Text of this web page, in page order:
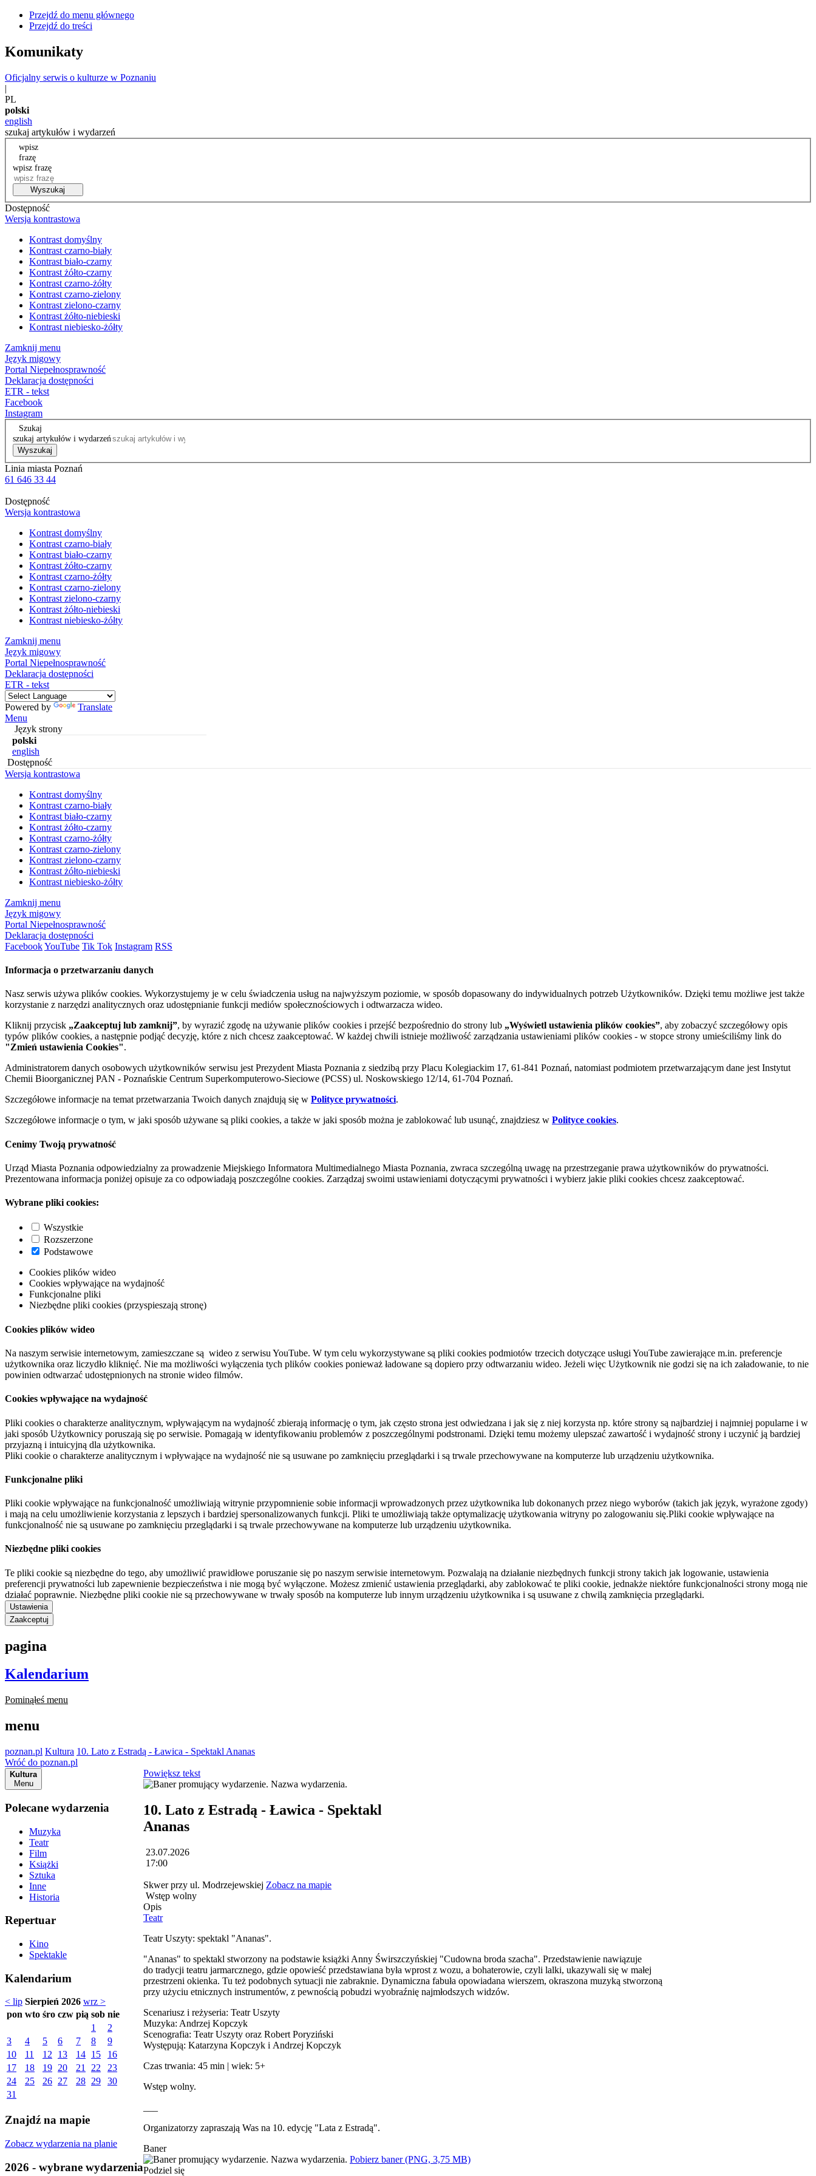
Przejdź do menu głównego
Przejdź do treści
Komunikaty
Oficjalny serwis o kulturze w Poznaniu
|
PL
polski
english
szukaj artykułów i wydarzeń
wpisz
frazę
wpisz frazę
Wyszukaj
Dostępność
Wersja kontrastowa
Kontrast domyślny
Kontrast czarno-biały
Kontrast biało-czarny
Kontrast żółto-czarny
Kontrast czarno-żółty
Kontrast czarno-zielony
Kontrast zielono-czarny
Kontrast żółto-niebieski
Kontrast niebiesko-żółty
Zamknij menu
Język migowy
Portal Niepełnosprawność
Deklaracja dostępności
ETR - tekst
Facebook
Instagram
Szukaj
szukaj artykułów i wydarzeń
Wyszukaj
Linia miasta Poznań
61 646 33 44
Dostępność
Wersja kontrastowa
Kontrast domyślny
Kontrast czarno-biały
Kontrast biało-czarny
Kontrast żółto-czarny
Kontrast czarno-żółty
Kontrast czarno-zielony
Kontrast zielono-czarny
Kontrast żółto-niebieski
Kontrast niebiesko-żółty
Zamknij menu
Język migowy
Portal Niepełnosprawność
Deklaracja dostępności
ETR - tekst
Powered by
Translate
Menu
Język strony
polski
english
Dostępność
Wersja kontrastowa
Kontrast domyślny
Kontrast czarno-biały
Kontrast biało-czarny
Kontrast żółto-czarny
Kontrast czarno-żółty
Kontrast czarno-zielony
Kontrast zielono-czarny
Kontrast żółto-niebieski
Kontrast niebiesko-żółty
Zamknij menu
Język migowy
Portal Niepełnosprawność
Deklaracja dostępności
FacebookYouTube Tik Tok Instagram RSS
Informacja o przetwarzaniu danych
Nasz serwis używa plików cookies. Wykorzystujemy je w celu świadczenia usług na najwyższym poziomie, w sposób dopasowany do indywidualnych potrzeb Użytkowników. Dzięki temu możliwe jest także
korzystanie z narzędzi analitycznych oraz udostępnianie funkcji mediów społecznościowych i odtwarzacza wideo.
Kliknij przycisk „Zaakceptuj lub zamknij”, by wyrazić zgodę na używanie plików cookies i przejść bezpośrednio do strony lub „Wyświetl ustawienia plików cookies”, aby zobaczyć szczegółowy opis
typów plików cookies, a następnie podjąć decyzję, które z nich chcesz zaakceptować. W każdej chwili istnieje możliwość zarządzania ustawieniami plików cookies - w stopce strony umieściliśmy link do
"Zmień ustawienia Cookies".
Administratorem danych osobowych użytkowników serwisu jest Prezydent Miasta Poznania z siedzibą przy Placu Kolegiackim 17, 61-841 Poznań, natomiast podmiotem przetwarzającym dane jest Instytut
Chemii Bioorganicznej PAN - Poznańskie Centrum Superkomputerowo-Sieciowe (PCSS) ul. Noskowskiego 12/14, 61-704 Poznań.
Szczegółowe informacje na temat przetwarzania Twoich danych znajdują się w Polityce prywatności.
Szczegółowe informacje o tym, w jaki sposób używane są pliki cookies, a także w jaki sposób można je zablokować lub usunąć, znajdziesz w Polityce cookies.
Cenimy Twoją prywatność
Urząd Miasta Poznania odpowiedzialny za prowadzenie Miejskiego Informatora Multimedialnego Miasta Poznania, zwraca szczególną uwagę na przestrzeganie prawa użytkowników do prywatności.
Prezentowana informacja poniżej opisuje za co odpowiadają poszczególne cookies. Zarządzaj swoimi ustawieniami dotyczącymi prywatności i wybierz jakie pliki cookies chcesz zaakceptować.
Wybrane pliki cookies:
Wszystkie
Rozszerzone
Podstawowe
Cookies plików wideo
Cookies wpływające na wydajność
Funkcjonalne pliki
Niezbędne pliki cookies (przyspieszają stronę)
Cookies plików wideo
Na naszym serwisie internetowym, zamieszczane są wideo z serwisu YouTube. W tym celu wykorzystywane są pliki cookies podmiotów trzecich dotyczące usługi YouTube zawierające m.in. preferencje
użytkownika oraz liczydło kliknięć. Nie ma możliwości wyłączenia tych plików cookies ponieważ ładowane są dopiero przy odtwarzaniu wideo. Jeżeli więc Użytkownik nie godzi się na ich załadowanie, to nie
powinien odtwarzać udostępnionych na stronie wideo filmów.
Cookies wpływające na wydajność
Pliki cookies o charakterze analitycznym, wpływającym na wydajność zbierają informację o tym, jak często strona jest odwiedzana i jak się z niej korzysta np. które strony są najbardziej i najmniej popularne i w
jaki sposób Użytkownicy poruszają się po serwisie. Pomagają w identyfikowaniu problemów z poszczególnymi podstronami. Dzięki temu możemy ulepszać zawartość i wydajność strony i uczynić ją bardziej
przyjazną i intuicyjną dla użytkownika.
Pliki cookie o charakterze analitycznym i wpływające na wydajność nie są usuwane po zamknięciu przeglądarki i są trwale przechowywane na komputerze lub urządzeniu użytkownika.
Funkcjonalne pliki
Pliki cookie wpływające na funkcjonalność umożliwiają witrynie przypomnienie sobie informacji wprowadzonych przez użytkownika lub dokonanych przez niego wyborów (takich jak język, wyrażone zgody)
i mają na celu umożliwienie korzystania z lepszych i bardziej spersonalizowanych funkcji. Pliki te umożliwiają także optymalizację użytkowania witryny po zalogowaniu się.Pliki cookie wpływające na
funkcjonalność nie są usuwane po zamknięciu przeglądarki i są trwale przechowywane na komputerze lub urządzeniu użytkownika.
Niezbędne pliki cookies
Te pliki cookie są niezbędne do tego, aby umożliwić prawidłowe poruszanie się po naszym serwisie internetowym. Pozwalają na działanie niezbędnych funkcji strony takich jak logowanie, ustawienia
preferencji prywatności lub zapewnienie bezpieczeństwa i nie mogą być wyłączone. Możesz zmienić ustawienia przeglądarki, aby zablokować te pliki cookie, jednakże niektóre funkcjonalności strony mogą nie
działać poprawnie. Niezbędne pliki cookie nie są przechowywane w trwały sposób na komputerze lub innym urządzeniu użytkownika i są usuwane z chwilą zamknięcia przeglądarki.
Ustawienia
Zaakceptuj
pagina
Kalendarium
Pominąłeś menu
menu
poznan.pl Kultura 10. Lato z Estradą - Ławica - Spektakl Ananas
Wróć do poznan.pl
Kultura
Menu
Polecane wydarzenia
Muzyka
Teatr
Film
Książki
Sztuka
Inne
Historia
Repertuar
Kino
Spektakle
Kalendarium
< lip Sierpień 2026 wrz >
pon wto śro czw pią sob nie
1
2
3
4 5 6 7 8
9
10
11 12 13 14 15
16
17
18 19 20 21 22
23
24
25 26 27 28 29
30
31
Znajdź na mapie
Zobacz wydarzenia na planie
2026 - wybrane wydarzenia
Powiększ tekst
10. Lato z Estradą - Ławica - Spektakl
Ananas
23.07.2026
17:00
Skwer przy ul. Modrzejewskiej Zobacz na mapie
Wstęp wolny
Opis
Teatr
Teatr Uszyty: spektakl "Ananas".
"Ananas" to spektakl stworzony na podstawie książki Anny Świrszczyńskiej "Cudowna broda szacha". Przedstawienie nawiązuje
do tradycji teatru jarmarcznego, gdzie opowieść przedstawiana była wprost z wozu, a bohaterowie, czyli lalki, ukazywali się w małej
przestrzeni okienka. Tu też podobnych sytuacji nie zabraknie. Dynamiczna fabuła opowiadana wierszem, okraszona muzyką stworzoną
przy użyciu etnicznych instrumentów, z pewnością pobudzi wyobraźnię najmłodszych widzów.
Scenariusz i reżyseria: Teatr Uszyty
Muzyka: Andrzej Kopczyk
Scenografia: Teatr Uszyty oraz Robert Poryziński
Występują: Katarzyna Kopczyk i Andrzej Kopczyk
Czas trwania: 45 min | wiek: 5+
Wstęp wolny.
Organizatorzy zapraszają Was na 10. edycję "Lata z Estradą".
Baner
Pobierz baner (PNG, 3,75 MB)
Podziel się